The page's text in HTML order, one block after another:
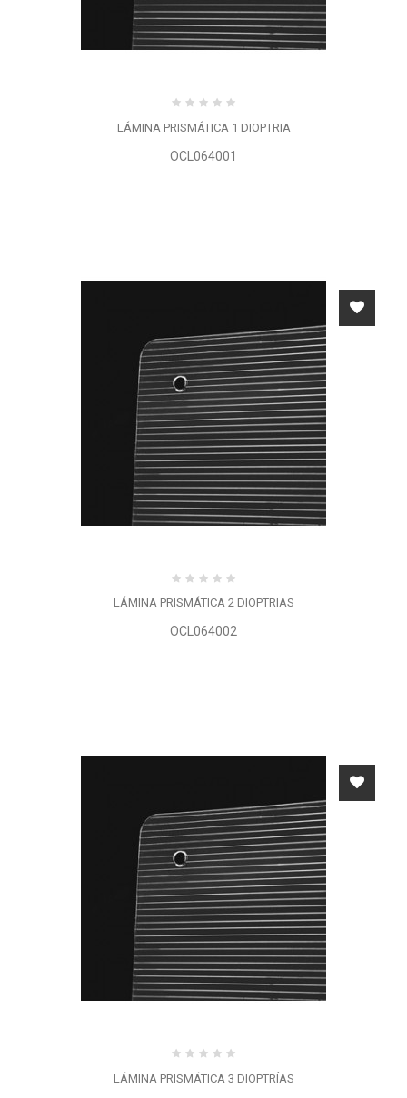
LÁMINA PRISMÁTICA 1 DIOPTRIA
OCL064001
LÁMINA PRISMÁTICA 2 DIOPTRIAS
OCL064002
LÁMINA PRISMÁTICA 3 DIOPTRÍAS